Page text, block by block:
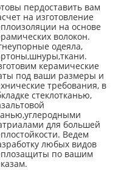
пердоставить вам
на изготовление
на основе
волокон.
одеяла,
керамические
под ваши размеры и
требования, в
стеклотканью,
для большей
Ведем
любых видов
по вашим